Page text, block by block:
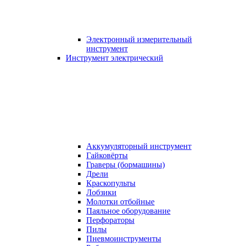
Электронный измерительный
инструмент
Инструмент электрический
Аккумуляторный инструмент
Гайковёрты
Граверы (бормашины)
Дрели
Краскопульты
Лобзики
Молотки отбойные
Паяльное оборудование
Перфораторы
Пилы
Пневмоинструменты